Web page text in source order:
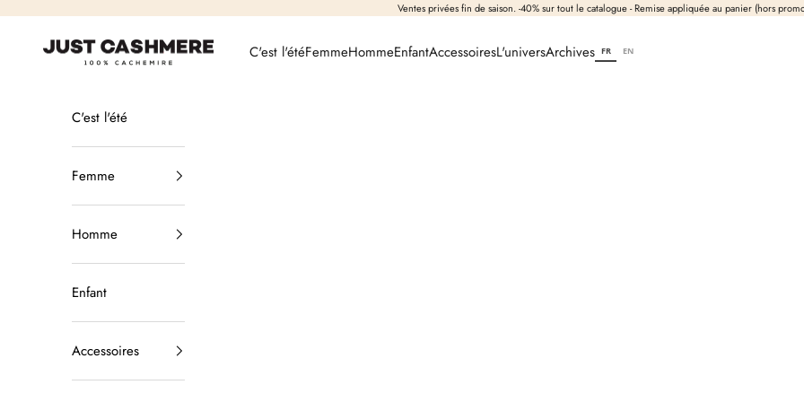
Ventes privées fin de saison. -40% sur tout le catalogue - Remise appliquée au panier (hors
Just Cashmere C'est l'étéFemmeHommeEnfantAccessoiresL'universArchives FR EN
C'est l'été
Femme
Homme
Enfant
Accessoires